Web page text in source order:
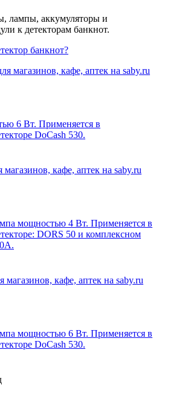
лампы, аккумуляторы и
к детекторам банкнот.
банкнот?
6 Вт. Применяется в
DoCash 530.
мощностью 4 Вт. Применяется в
DORS 50 и комплексном
мощностью 6 Вт. Применяется в
DoCash 530.